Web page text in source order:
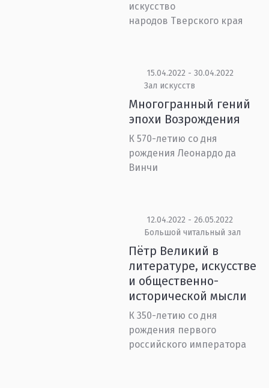
искусство
народов Тверского края
15.04.2022 - 30.04.2022
Зал искусств
Многогранный гений
эпохи Возрождения
К 570-летию со дня
рождения Леонардо да
Винчи
12.04.2022 - 26.05.2022
Большой читальный зал
Пётр Великий в
литературе, искусстве
и общественно-
исторической мысли
К 350-летию со дня
рождения первого
российского императора